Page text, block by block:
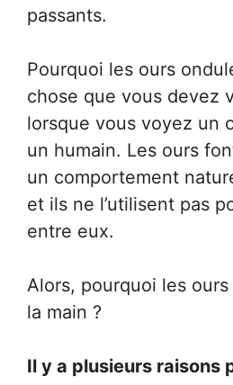
passants.
Pourquoi les ours
chose que vous devez
lorsque vous voyez un
un humain. Les ours
un comportement
et ils ne l’utilisent pas
entre eux.
Alors, pourquoi les
la main ?
Il y a plusieurs raisons